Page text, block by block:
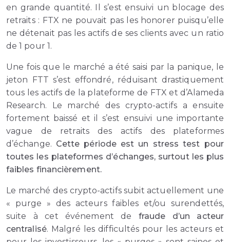
en grande quantité. Il s’est ensuivi un blocage des
retraits : FTX ne pouvait pas les honorer puisqu’elle
ne détenait pas les actifs de ses clients avec un ratio
de 1 pour 1.
Une fois que le marché a été saisi par la panique, le
jeton FTT s’est effondré, réduisant drastiquement
tous les actifs de la plateforme de FTX et d’Alameda
Research. Le marché des crypto-actifs a ensuite
fortement baissé et il s’est ensuivi une importante
vague de retraits des actifs des plateformes
d’échange. Cette période est un stress test pour
toutes les plateformes d’échanges, surtout les plus
faibles financièrement.
Le marché des crypto-actifs subit actuellement une
« purge » des acteurs faibles et/ou surendettés,
suite à cet événement de fraude d’un acteur
centralisé. Malgré les difficultés pour les acteurs et